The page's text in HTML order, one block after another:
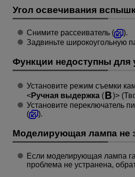
Угол освечивания
Снимите рассеиватель (
).
Задвиньте широкоугольную
Функции недоступны для
Установите режим съемки
Ручная выдержка( )
Установите переключатель
(
).
Моделирующая лампа не
Если моделирующая лампа
проблема не устранена,